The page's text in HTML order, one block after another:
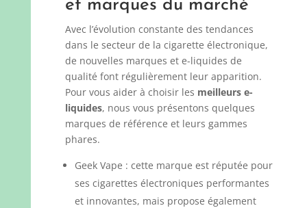
et marques du marché
Avec l’évolution constante des tendances
dans le secteur de la cigarette électronique,
de nouvelles marques et e-liquides de
qualité font régulièrement leur apparition.
Pour vous aider à choisir les meilleurs e-
liquides, nous vous présentons quelques
marques de référence et leurs gammes
phares.
Geek Vape : cette marque est réputée pour
ses cigarettes électroniques performantes
et innovantes, mais propose également